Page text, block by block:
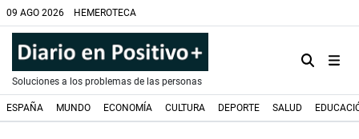
09 AGO 2026 HEMEROTECA
Soluciones a los problemas de las personas
ESPAÑA MUNDO ECONOMÍA CULTURA DEPORTE SALUD